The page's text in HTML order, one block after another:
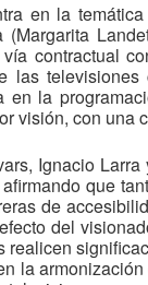
en la
(Margarita
contractual
las
en la
visión, con
Ignacio
que
de
del
la